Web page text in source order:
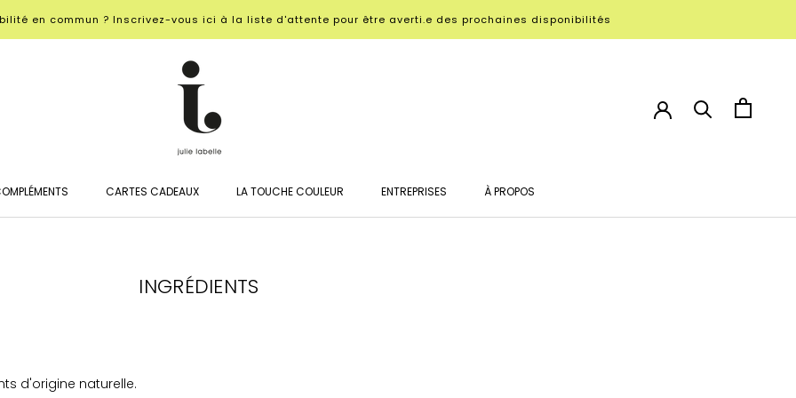
en commun ? Inscrivez-vous ici à la liste d'attente pour être averti.e des prochaines disponibilités
CARTES CADEAUX
LA TOUCHE COULEUR
ENTREPRISES
À PROPOS
INGRÉDIENTS
d'origine naturelle.